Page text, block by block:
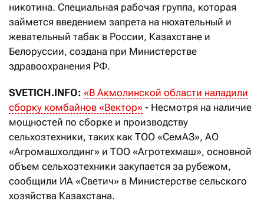
никотина. Специальная рабочая группа, которая
займется введением запрета на нюхательный и
жевательный табак в России, Казахстане и
Белоруссии, создана при Министерстве
здравоохранения РФ.
SVETICH.INFO: «В Акмолинской области наладили
сборку комбайнов «Вектор» - Несмотря на наличие
мощностей по сборке и производству
сельхозтехники, таких как ТОО «СемАЗ», АО
«Агромашхолдинг» и ТОО «Агротехмаш», основной
объем сельхозтехники закупается за рубежом,
сообщили ИА «Светич» в Министерстве сельского
хозяйства Казахстана.